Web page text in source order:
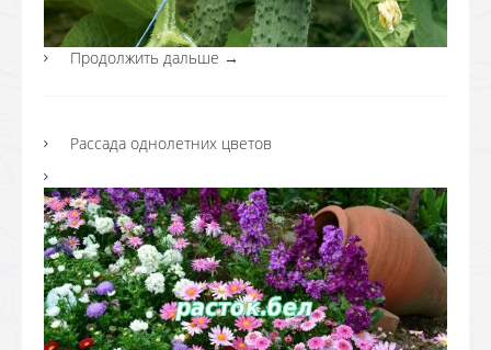
Продолжить дальше →
Рассада однолетних цветов